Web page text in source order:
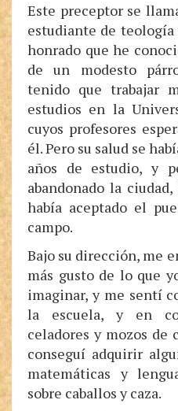
Este preceptor se
estudiante de teología
honrado que he
de un modesto
tenido que trabajar
estudios en la
cuyos profesores
él. Pero su salud se
años de estudio, y
abandonado la
había aceptado el
campo.
Bajo su dirección, me
más gusto de lo que
imaginar, y me sentí
la escuela, y en
celadores y mozos de
conseguí adquirir
matemáticas y
sobre caballos y caza.